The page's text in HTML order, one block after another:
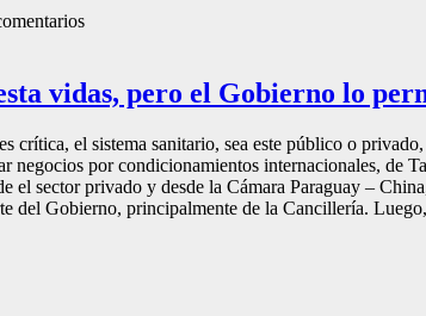
vidas, pero el Gobierno lo
crítica, el sistema sanitario, sea este público o
negocios por condicionamientos internacionales, de
el sector privado y desde la Cámara Paraguay –
del Gobierno, principalmente de la Cancillería.